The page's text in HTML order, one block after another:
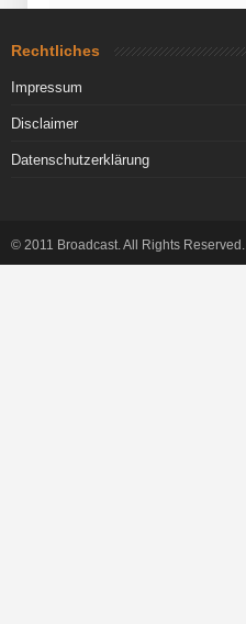
Rechtliches
Impressum
Disclaimer
Datenschutzerklärung
© 2011 Broadcast. All Rights Reserved.